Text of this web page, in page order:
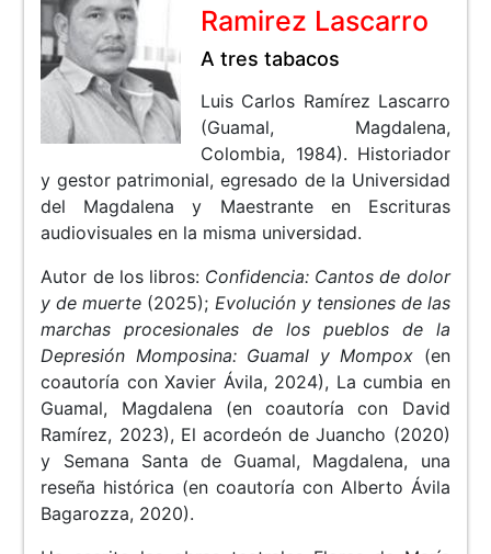
Ramirez Lascarro
A tres tabacos
Luis Carlos Ramírez Lascarro
(Guamal, Magdalena,
Colombia, 1984). Historiador
y gestor patrimonial, egresado de la Universidad
del Magdalena y Maestrante en Escrituras
audiovisuales en la misma universidad.
Autor de los libros: Confidencia: Cantos de dolor
y de muerte (2025); Evolución y tensiones de las
marchas procesionales de los pueblos de la
Depresión Momposina: Guamal y Mompox (en
coautoría con Xavier Ávila, 2024), La cumbia en
Guamal, Magdalena (en coautoría con David
Ramírez, 2023), El acordeón de Juancho (2020)
y Semana Santa de Guamal, Magdalena, una
reseña histórica (en coautoría con Alberto Ávila
Bagarozza, 2020).